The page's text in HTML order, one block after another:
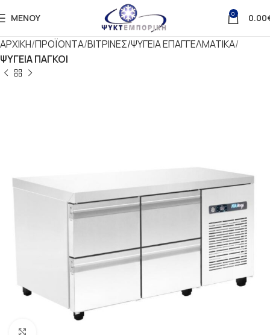
ΜΕΝΟΎ 0 0.00
ΑΡΧΙΚΗ ΠΡΟΪΟΝΤΑ ΒΙΤΡΙΝΕΣ/ΨΥΓΕΙΑ ΕΠΑΓΓΕΛΜΑΤΙΚΑ
ΨΥΓΕΙΑ ΠΑΓΚΟΙ